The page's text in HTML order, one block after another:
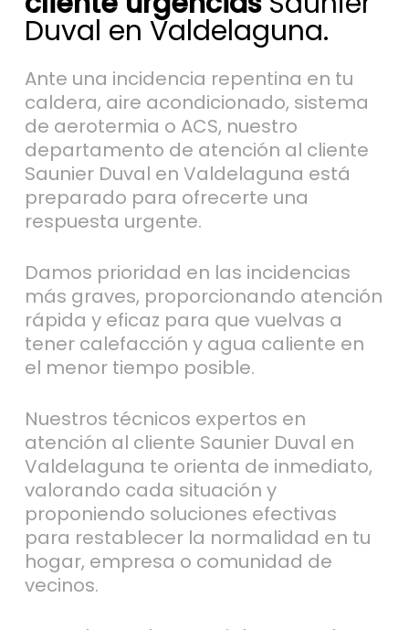
Duval en Valdelaguna.
Ante una incidencia repentina en tu
caldera, aire acondicionado, sistema
de aerotermia o ACS, nuestro
departamento de atención al cliente
Saunier Duval en Valdelaguna está
preparado para ofrecerte una
respuesta urgente.
Damos prioridad en las incidencias
más graves, proporcionando atención
rápida y eficaz para que vuelvas a
tener calefacción y agua caliente en
el menor tiempo posible.
Nuestros técnicos expertos en
atención al cliente Saunier Duval en
Valdelaguna te orienta de inmediato,
valorando cada situación y
proponiendo soluciones efectivas
para restablecer la normalidad en tu
hogar, empresa o comunidad de
vecinos.